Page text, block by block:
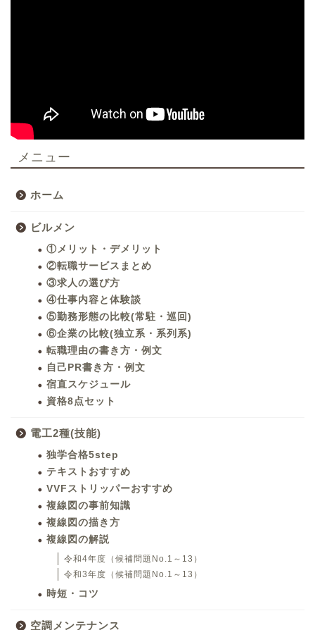
メニュー
ホーム
ビルメン
①メリット・デメリット
②転職サービスまとめ
③求人の選び方
④仕事内容と体験談
⑤勤務形態の比較(常駐・巡回)
⑥企業の比較(独立系・系列系)
転職理由の書き方・例文
自己PR書き方・例文
宿直スケジュール
資格8点セット
電工2種(技能)
独学合格5step
テキストおすすめ
VVFストリッパーおすすめ
複線図の事前知識
複線図の描き方
複線図の解説
令和4年度（候補問題No.1～13）
令和3年度（候補問題No.1～13）
時短・コツ
空調メンテナンス